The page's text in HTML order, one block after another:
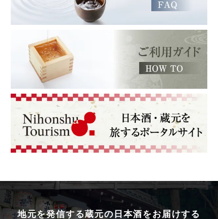
地元を発信する蔵元の日本酒をお届けする